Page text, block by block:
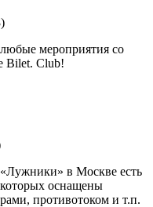
мероприятия со
Bilet. Club!
в Москве есть
которых оснащены
противотоком и т.п.